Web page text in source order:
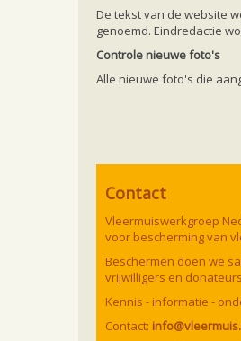
De tekst van de website
genoemd. Eindredactie
Controle nieuwe foto's
Alle nieuwe foto's die
Contact
Vleermuiswerkgroep
voor bescherming van
Beschermen doen we
vrijwilligers en donateurs
Kennis - informatie -
Contact: